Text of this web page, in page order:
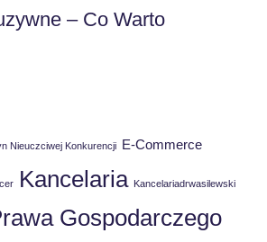
– Co Warto
Nieuczciwej Konkurencji E-Commerce
Kancelaria Kancelariadrwasilewski
Gospodarczego